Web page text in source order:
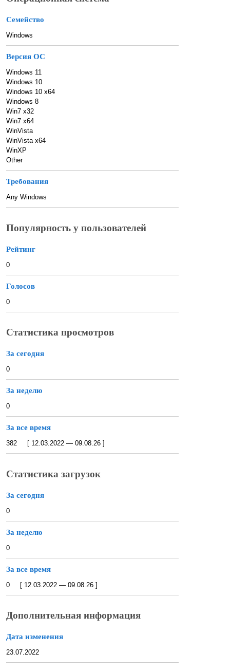
Семейство
Windows
Версия ОС
Windows 11
Windows 10
Windows 10 x64
Windows 8
Win7 x32
Win7 x64
WinVista
WinVista x64
WinXP
Other
Требования
Any Windows
Популярность у пользователей
Рейтинг
0
Голосов
0
Статистика просмотров
За сегодня
0
За неделю
0
За все время
382 [ 12.03.2022 — 09.08.26 ]
Статистика загрузок
За сегодня
0
За неделю
0
За все время
0 [ 12.03.2022 — 09.08.26 ]
Дополнительная информация
Дата изменения
23.07.2022